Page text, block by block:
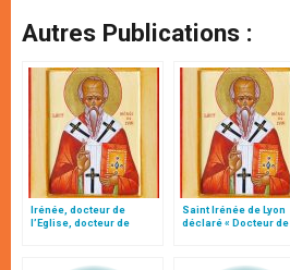
Autres Publications :
Irénée, docteur de
l’Eglise, docteur de
Saint Irénée de Lyon
déclaré « Docteur de